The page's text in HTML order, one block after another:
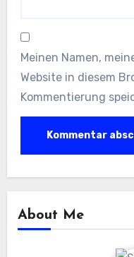
Meinen Namen,
Website in diesem
Kommentierung
About Me